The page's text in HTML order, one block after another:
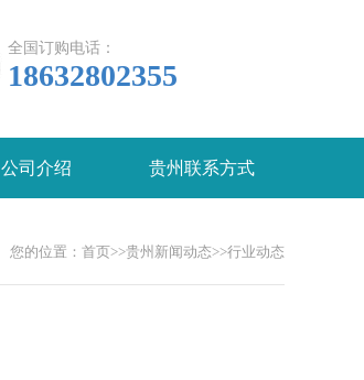
全国订购电话：
18632802355
公司介绍 贵州联系方式
您的位置： 首页>>贵州新闻动态>>行业动态